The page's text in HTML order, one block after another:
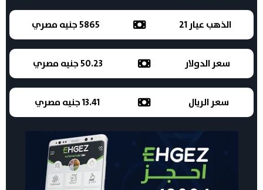
الذهب عيار 21 5865 جنيه مصري
سعر الدولار 50.23 جنيه مصري
سعر الريال 13.41 جنيه مصري